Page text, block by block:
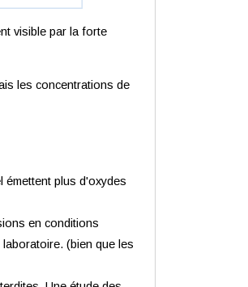
visible par la forte
les concentrations de
émettent plus d'oxydes
en conditions
(bien que les